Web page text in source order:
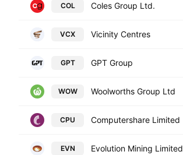
COL Coles Group Ltd.
VCX Vicinity Centres
GPT GPT Group
WOW Woolworths Group Ltd
CPU Computershare Limited
EVN Evolution Mining Limited